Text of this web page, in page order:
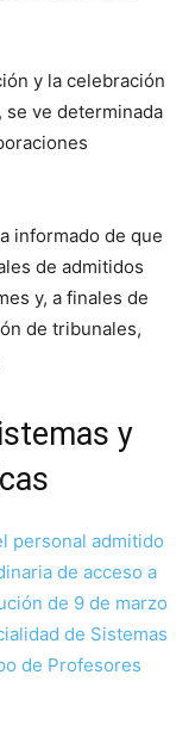
y la celebración
se ve determinada
informado de que
de admitidos
y, a finales de
de tribunales,
y
personal admitido
de acceso a
de 9 de marzo
de Sistemas
de Profesores